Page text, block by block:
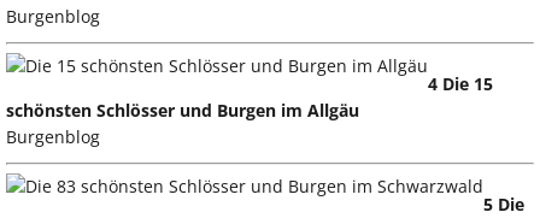
Burgenblog
4 Die 15
schönsten Schlösser und Burgen im Allgäu
Burgenblog
5 Die